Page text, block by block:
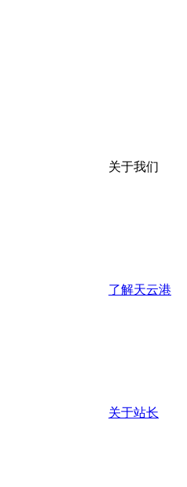
关于我们
了解天云港
关于站长